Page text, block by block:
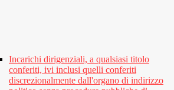
Incarichi dirigenziali, a qualsiasi titolo
conferiti, ivi inclusi quelli conferiti
discrezionalmente dall'organo di indirizzo